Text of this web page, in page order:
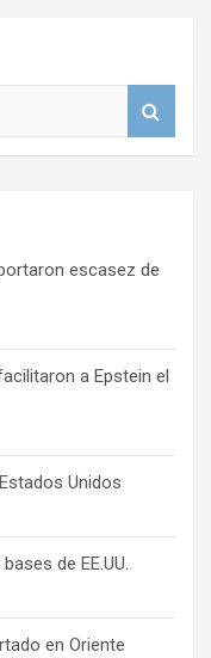
escasez de
a Epstein el
Unidos
de EE.UU.
en Oriente